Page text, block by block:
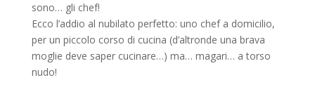
sono… gli chef!
Ecco l’addio al nubilato perfetto: uno chef a domicilio,
per un piccolo corso di cucina (d’altronde una brava
moglie deve saper cucinare…) ma… magari… a torso
nudo!